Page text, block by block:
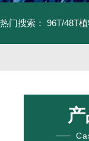
热门搜索： 96T/48T